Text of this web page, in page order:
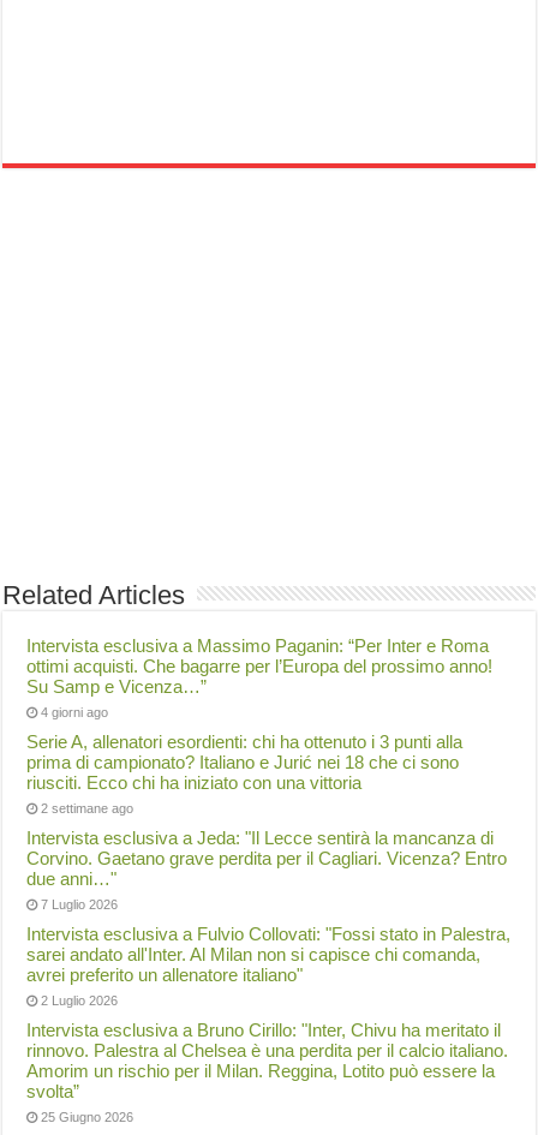
Related Articles
Intervista esclusiva a Massimo Paganin: “Per Inter e Roma
ottimi acquisti. Che bagarre per l’Europa del prossimo anno!
Su Samp e Vicenza…”
4 giorni ago
Serie A, allenatori esordienti: chi ha ottenuto i 3 punti alla
prima di campionato? Italiano e Jurić nei 18 che ci sono
riusciti. Ecco chi ha iniziato con una vittoria
2 settimane ago
Intervista esclusiva a Jeda: "Il Lecce sentirà la mancanza di
Corvino. Gaetano grave perdita per il Cagliari. Vicenza? Entro
due anni…"
7 Luglio 2026
Intervista esclusiva a Fulvio Collovati: "Fossi stato in Palestra,
sarei andato all'Inter. Al Milan non si capisce chi comanda,
avrei preferito un allenatore italiano"
2 Luglio 2026
Intervista esclusiva a Bruno Cirillo: "Inter, Chivu ha meritato il
rinnovo. Palestra al Chelsea è una perdita per il calcio italiano.
Amorim un rischio per il Milan. Reggina, Lotito può essere la
svolta”
25 Giugno 2026